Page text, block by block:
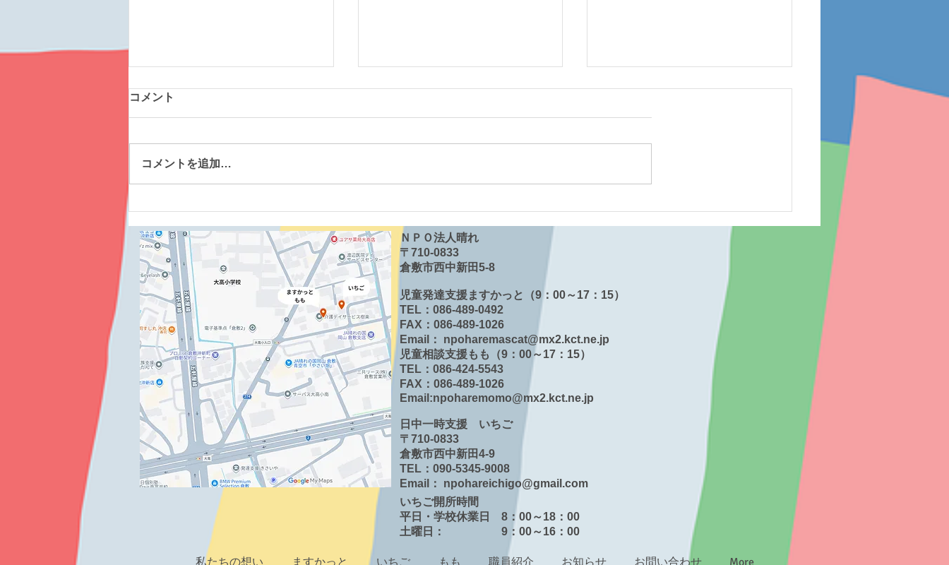
お知らせの方法が変わりま
ざいます。 次回の投稿より、
Instagramの方で更新をしていき
す。是非見てくださいね～♪
https://www.instagram.com/
コメント
コメントを追加…
ＮＰＯ法人晴れ
〒710-​0833
倉敷市西中新田5-8
児童発達支援ますかっと（9：00～17：15）
TEL：086-489-0492
FAX：086-489-1026
Email： npoharemascat@mx2.kct.ne.jp
児童相談支援もも（9：00～17：15）
TEL：086-424-5543
FAX：086-489-1026
Email:npoharemomo@mx2.kct.ne.jp
日中一時支援 いちご
〒710-0833
倉敷市西中新田4-9
TEL：090-5345-9008
Email： npohareichigo@gmail.com
いちご開所時間
平日・学校休業日 8：00～18：00
土曜日： 9：00～16：00